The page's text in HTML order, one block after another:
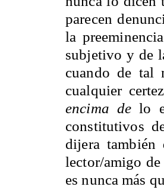
parecen
la
subjetivo y de
cuando de tal
cualquier
encima de lo
constitutivos
dijera también
lector/amigo
es nunca más